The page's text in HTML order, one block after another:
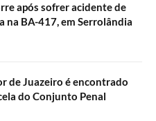
após sofrer acidente de
na BA-417, em Serrolândia
de Juazeiro é encontrado
do Conjunto Penal